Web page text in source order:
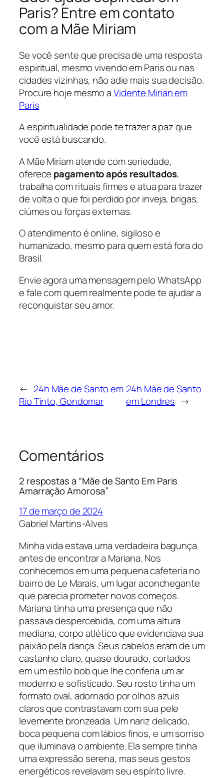
Paris? Entre em contato
com a Mãe Miriam
Se você sente que precisa de uma resposta
espiritual, mesmo vivendo em Paris ou nas
cidades vizinhas, não adie mais sua decisão.
Procure hoje mesmo aVidente Mirian em
Paris
A espiritualidade pode te trazer a paz que
você está buscando.
A Mãe Miriam atende com seriedade,
oferece pagamento após resultados,
trabalha com rituais firmes e atua para trazer
de volta o que foi perdido por inveja, brigas,
ciúmes ou forças externas.
O atendimento é online, sigiloso e
humanizado, mesmo para quem está fora do
Brasil.
Envie agora uma mensagem pelo WhatsApp
e fale com quem realmente pode te ajudar a
reconquistar seu amor.
← 24h Mãe de Santo em
Rio Tinto, Gondomar
24h Mãe de Santo
em Londres →
Comentários
2 respostas a “Mãe de Santo Em Paris
Amarração Amorosa”
17 de março de 2024
Gabriel Martins-Alves
Minha vida estava uma verdadeira bagunça
antes de encontrar a Mariana. Nos
conhecemos em uma pequena cafeteria no
bairro de Le Marais, um lugar aconchegante
que parecia prometer novos começos.
Mariana tinha uma presença que não
passava despercebida, com uma altura
mediana, corpo atlético que evidenciava sua
paixão pela dança. Seus cabelos eram de um
castanho claro, quase dourado, cortados
em um estilo bob que lhe conferia um ar
moderno e sofisticado. Seu rosto tinha um
formato oval, adornado por olhos azuis
claros que contrastavam com sua pele
levemente bronzeada. Um nariz delicado,
boca pequena com lábios finos, e um sorriso
que iluminava o ambiente. Ela sempre tinha
uma expressão serena, mas seus gestos
energéticos revelavam seu espírito livre.